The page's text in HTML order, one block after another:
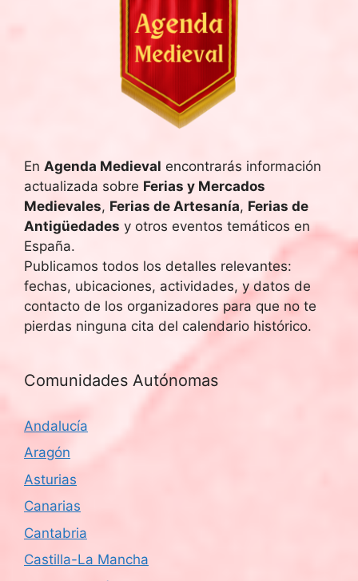
En Agenda Medieval encontrarás información
actualizada sobre Ferias y Mercados
Medievales, Ferias de Artesanía, Ferias de
Antigüedades y otros eventos temáticos en
España.
Publicamos todos los detalles relevantes:
fechas, ubicaciones, actividades, y datos de
contacto de los organizadores para que no te
pierdas ninguna cita del calendario histórico.
Comunidades Autónomas
Andalucía
Aragón
Asturias
Canarias
Cantabria
Castilla-La Mancha